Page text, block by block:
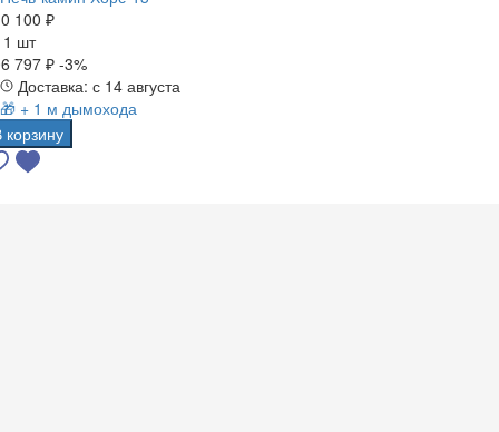
100 ₽
1 шт
797 ₽ -3%
Доставка: с 14 августа
🎁 + 1 м дымохода
корзину